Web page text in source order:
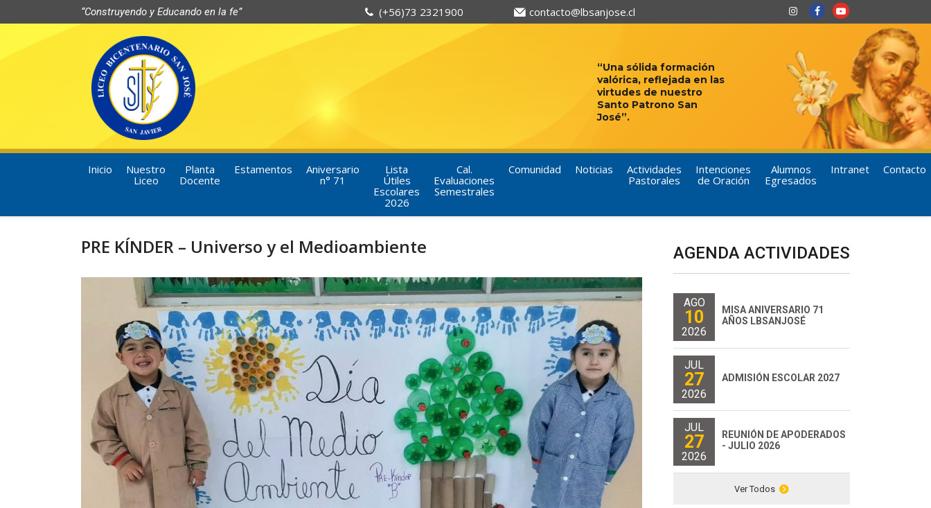
“Construyendo y Educando en la fe” (+56)73 2321900 contacto@lbsanjose.cl
“Una sólida formación
valórica, reflejada en las
virtudes de nuestro
Santo Patrono San
José”.
Inicio
Nuestro
Liceo
Planta
Docente
Estamentos
Aniversario
n° 71
Lista
Útiles
Escolares
2026
Cal.
Evaluaciones
Semestrales
Comunidad Noticias
Actividades
Pastorales
Intenciones
de Oración
Alumnos
Egresados
Intranet Contacto
PRE KÍNDER – Universo y el Medioambiente AGENDA ACTIVIDADES
AGO
10
2026
MISA ANIVERSARIO 71
AÑOS LBSANJOSÉ
JUL
27
2026
ADMISIÓN ESCOLAR 2027
JUL
27
2026
REUNIÓN DE APODERADOS
- JULIO 2026
Ver Todos